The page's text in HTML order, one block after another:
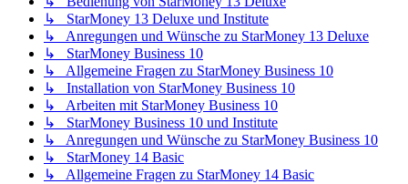
↳ StarMoney 13 Deluxe und Institute
↳ Anregungen und Wünsche zu StarMoney 13 Deluxe
↳ StarMoney Business 10
↳ Allgemeine Fragen zu StarMoney Business 10
↳ Installation von StarMoney Business 10
↳ Arbeiten mit StarMoney Business 10
↳ StarMoney Business 10 und Institute
↳ Anregungen und Wünsche zu StarMoney Business 10
↳ StarMoney 14 Basic
↳ Allgemeine Fragen zu StarMoney 14 Basic